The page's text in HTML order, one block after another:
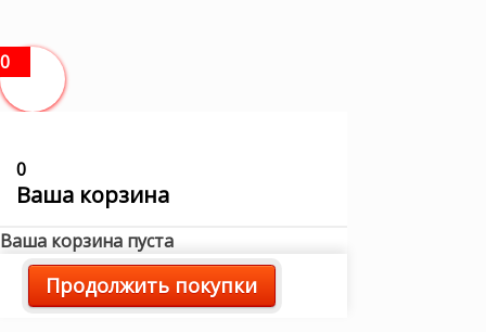
0
0
Ваша корзина
Ваша корзина пуста
Продолжить покупки